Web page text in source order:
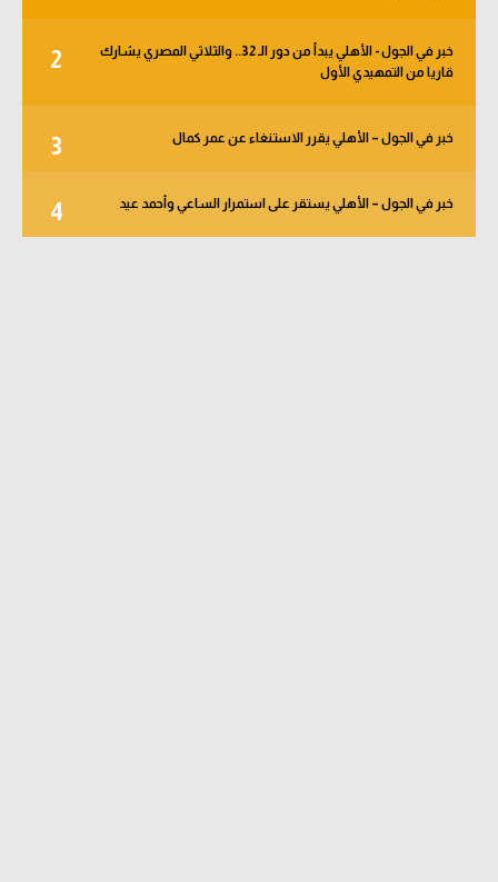
2
خبر في الجول - الأهلي يبدأ من دور الـ 32.. والثلاثي المصري يشارك
قاريا من التمهيدي الأول
3 خبر في الجول – الأهلي يقرر الاستنغاء عن عمر كمال
4 خبر في الجول – الأهلي يستقر على استمرار الساعي وأحمد عيد